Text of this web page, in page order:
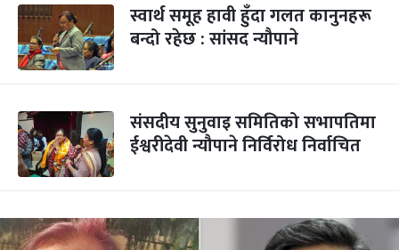
स्वार्थ समूह हावी हुँदा गलत कानुनहरू
बन्दो रहेछ : सांसद न्यौपाने
संसदीय सुनुवाइ समितिको सभापतिमा
ईश्वरीदेवी न्यौपाने निर्विरोध निर्वाचित